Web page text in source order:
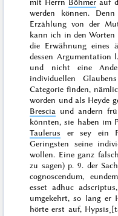
mit Herrn Böhmer auf
werden können.
Erzählung von der
kann ich in den Worten
die Erwähnung eines
dessen Argumentation
und nicht eine
individuellen
Categorie finden,
worden und als Heyde
Brescia und andern
könnten, sie haben im
Taulerus er sey ein
Geringsten seine
wollen. Eine ganz
zu sagen) p. 9. der
cognoscendum,
esset adhuc adscriptus
umgekehrt, so lang er
hörte erst auf,